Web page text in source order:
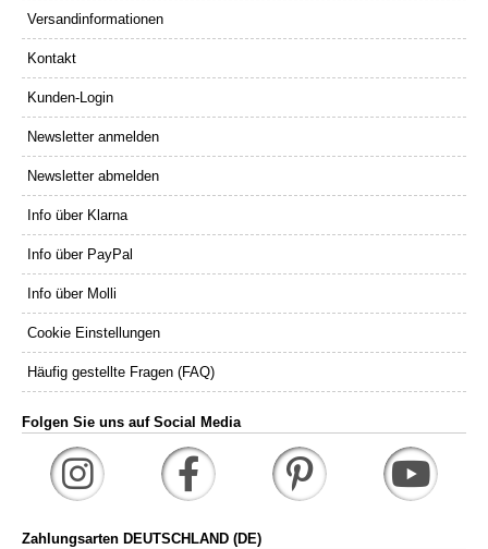
Versandinformationen
Kontakt
Kunden-Login
Newsletter anmelden
Newsletter abmelden
Info über Klarna
Info über PayPal
Info über Molli
Cookie Einstellungen
Häufig gestellte Fragen (FAQ)
Folgen Sie uns auf Social Media
Zahlungsarten DEUTSCHLAND (DE)